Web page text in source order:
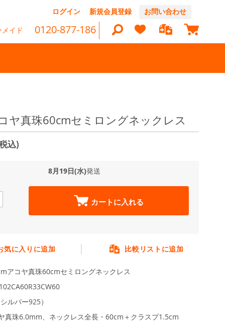
テ
ン
ツ
ログイン 新規会員登録
お問い合わせ
イド
0120-877-186 マイカ
ヤ真珠60cmセミロングネックレス
込)
8月19日(水)発送
カートに入れる
気に入りに追加 比較リストに追加
アコヤ真珠60cmセミロングネックレス
ルバー925）
真珠6.0mm、ネックレス全長・60cm＋クラスプ1.5cm